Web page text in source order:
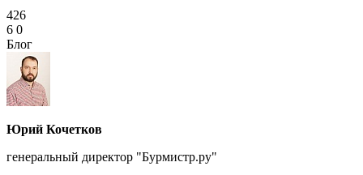
426
6 0
Блог
Юрий Кочетков
генеральный директор "Бурмистр.ру"